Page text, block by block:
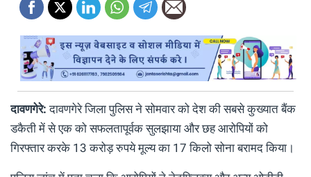
दावणगेरे:दावणगेरे जिला पुलिस ने सोमवार को देश की सबसे कुख्यात बैंक
डकैती में से एक को सफलतापूर्वक सुलझाया और छह आरोपियों को
गिरफ्तार करके 13 करोड़ रुपये मूल्य का 17 किलो सोना बरामद किया।